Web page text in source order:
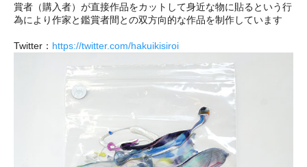
賞者（購入者）が直接作品をカットして身近な物に貼るという行
為により作家と鑑賞者間との双方向的な作品を制作しています
Twitter： https://twitter.com/hakuikisiroi